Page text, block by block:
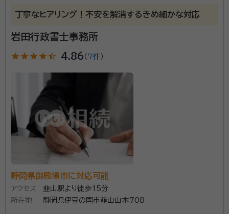
柿澤 秀和
行政書士、測量士、土木施工管理技士、造園施工管理技士、
経歴： 静岡県浜松市出身
事務所口コミ（抜粋）：
満足度 4.0
ご利用時期：2023/11
面談の感想
親しみ深い方で、丁寧に教えてくださって安心できた為、お願いしまし
契約後の感想
迅速且つ丁寧に対応してくださいました。安心しています。
の作成」などお客様に寄り添った、丁寧な対応がモットー
です。 相続手続きの実績は多数あり、遺産分割協議書、
相続関係図、書類の収集など迅速、丁寧に対応し、相続
丁寧なヒアリング！不安を解消するきめ細かな対応
岩田行政書士事務所
star star star star star_half 4.86 （ 7件 ）
静岡県御殿場市に対応可能
アクセス
韮山駅より徒歩15分
所在地
静岡県伊豆の国市韮山山木708